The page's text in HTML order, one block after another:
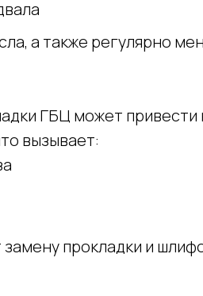
а также регулярно
ГБЦ может привести
вызывает:
прокладки и